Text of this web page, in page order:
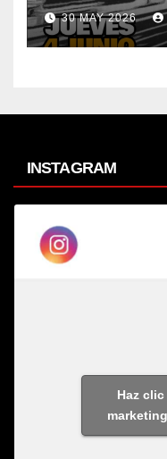
30 MAY 2026
INSTAGRAM
Haz